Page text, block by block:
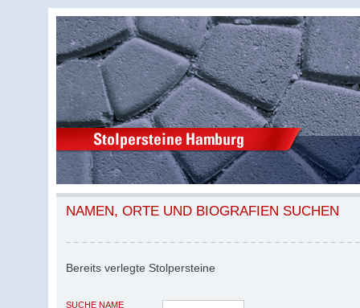
NAMEN, ORTE UND BIOGRAFIEN SUCHEN
Bereits verlegte Stolpersteine
SUCHE NAME